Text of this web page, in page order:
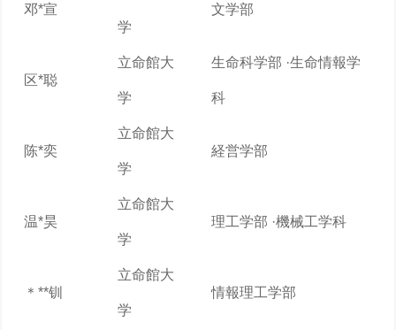
邓*宣
学
文学部
区*聪
立命館大
学
生命科学部 ·生命情報学
科
陈*奕
立命館大
学
経営学部
温*昊
立命館大
学
理工学部 ·機械工学科
＊**钏
立命館大
学
情報理工学部